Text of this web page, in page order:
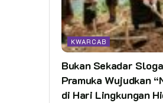
KWARCAB
Bukan Sekadar
Pramuka Wujudkan
di Hari Lingkungan